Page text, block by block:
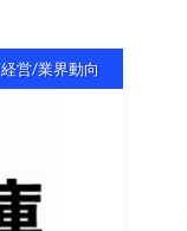
経営/業界動向